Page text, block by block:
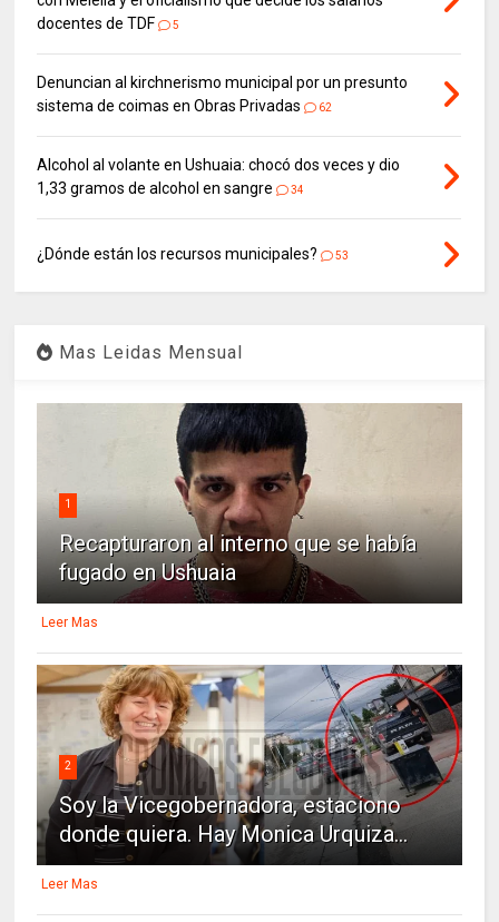
docentes de TDF
5
Denuncian al kirchnerismo municipal por un presunto
sistema de coimas en Obras Privadas
62
Alcohol al volante en Ushuaia: chocó dos veces y dio
1,33 gramos de alcohol en sangre
34
¿Dónde están los recursos municipales? 53
Mas Leidas Mensual
1
Recapturaron al interno que se había
fugado en Ushuaia
Leer Mas
2
Soy la Vicegobernadora, estaciono
donde quiera. Hay Monica Urquiza...
Leer Mas